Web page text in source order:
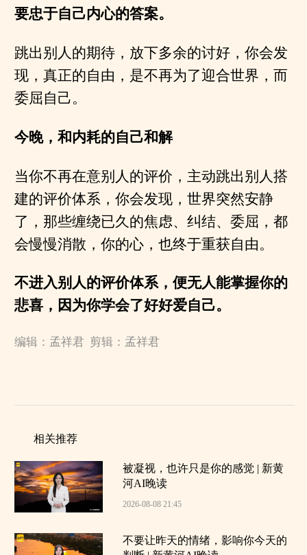
要忠于自己内心的答案。
跳出别人的期待，放下多余的讨好，你会发
现，真正的自由，是不再为了迎合世界，而
委屈自己。
今晚，和内耗的自己和解
当你不再在意别人的评价，主动跳出别人搭
建的评价体系，你会发现，世界突然安静
了，那些缠绕已久的焦虑、纠结、委屈，都
会慢慢消散，你的心，也终于重获自由。
不进入别人的评价体系，便无人能掌握你的
悲喜，因为你学会了好好爱自己。
编辑：孟祥君 剪辑：孟祥君
相关推荐
被凝视，也许只是你的感觉 | 新黄
河AI晚读
2026-08-08 21:45
不要让昨天的情绪，影响你今天的